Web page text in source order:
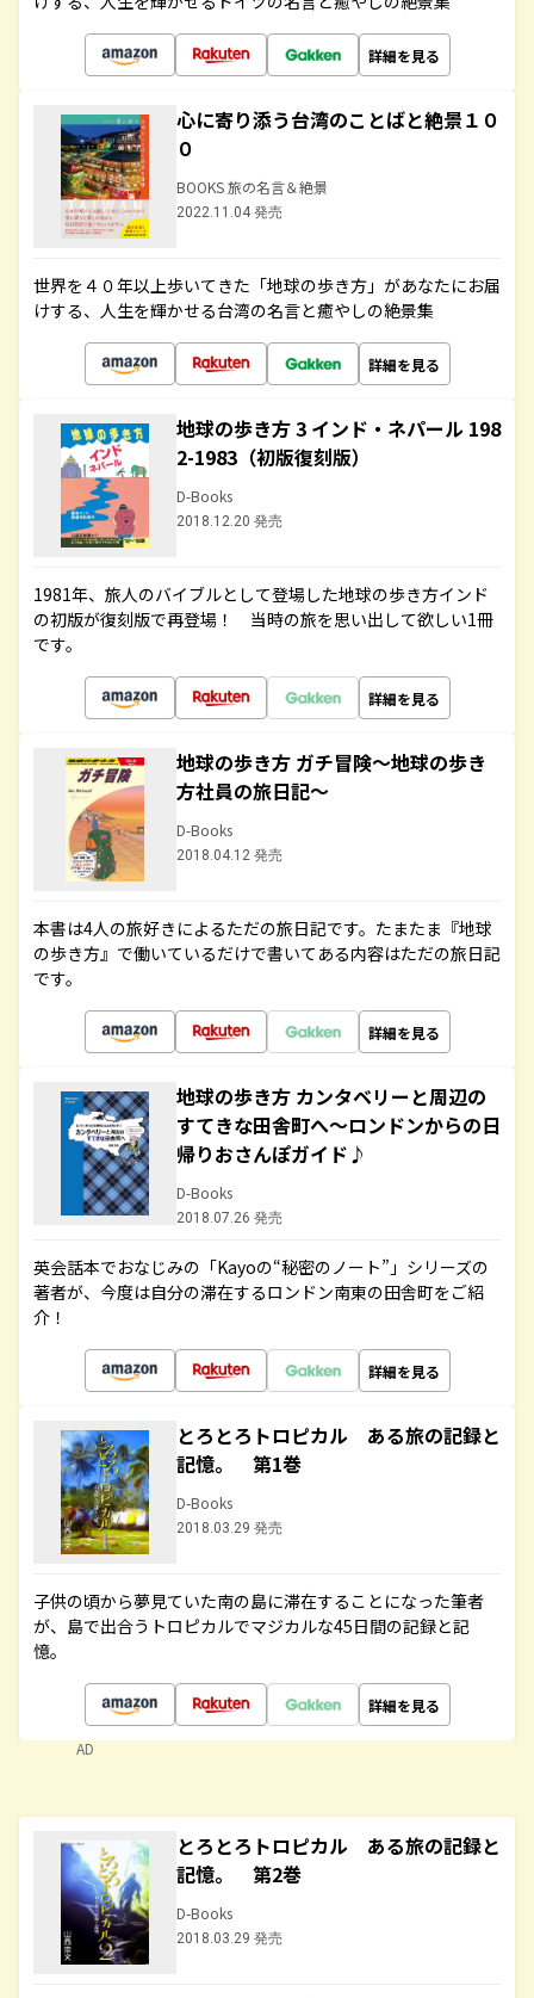
詳細を見る
心に寄り添う台湾のことばと絶景１０
０
BOOKS 旅の名言＆絶景
2022.11.04 発売
世界を４０年以上歩いてきた「地球の歩き方」があなたにお届
けする、人生を輝かせる台湾の名言と癒やしの絶景集
詳細を見る
地球の歩き方 3 インド・ネパール 198
2-1983（初版復刻版）
D-Books
2018.12.20 発売
1981年、旅人のバイブルとして登場した地球の歩き方インド
の初版が復刻版で再登場！ 当時の旅を思い出して欲しい1冊
です。
詳細を見る
地球の歩き方 ガチ冒険～地球の歩き
方社員の旅日記～
D-Books
2018.04.12 発売
本書は4人の旅好きによるただの旅日記です。たまたま『地球
の歩き方』で働いているだけで書いてある内容はただの旅日記
です。
詳細を見る
地球の歩き方 カンタベリーと周辺の
すてきな田舎町へ～ロンドンからの日
帰りおさんぽガイド♪
D-Books
2018.07.26 発売
英会話本でおなじみの「Kayoの“秘密のノート”」シリーズの
著者が、今度は自分の滞在するロンドン南東の田舎町をご紹
介！
詳細を見る
とろとろトロピカル ある旅の記録と
記憶。 第1巻
D-Books
2018.03.29 発売
子供の頃から夢見ていた南の島に滞在することになった筆者
が、島で出合うトロピカルでマジカルな45日間の記録と記
憶。
詳細を見る
AD
とろとろトロピカル ある旅の記録と
記憶。 第2巻
D-Books
2018.03.29 発売